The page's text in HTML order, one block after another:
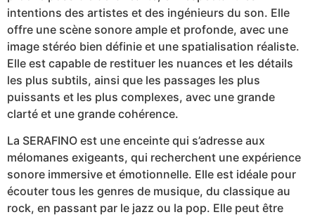
intentions des artistes et des ingénieurs du son. Elle
offre une scène sonore ample et profonde, avec une
image stéréo bien définie et une spatialisation réaliste.
Elle est capable de restituer les nuances et les détails
les plus subtils, ainsi que les passages les plus
puissants et les plus complexes, avec une grande
clarté et une grande cohérence.
La SERAFINO est une enceinte qui s’adresse aux
mélomanes exigeants, qui recherchent une expérience
sonore immersive et émotionnelle. Elle est idéale pour
écouter tous les genres de musique, du classique au
rock, en passant par le jazz ou la pop. Elle peut être